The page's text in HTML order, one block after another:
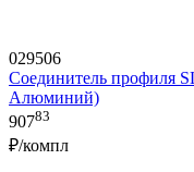
029506
Соединитель профиля
Алюминий)
90783
₽/компл